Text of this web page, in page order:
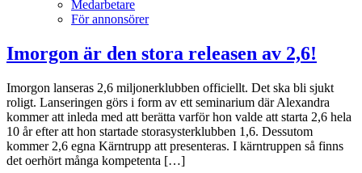
Medarbetare
För annonsörer
Imorgon är den stora releasen av 2,6!
Imorgon lanseras 2,6 miljonerklubben officiellt. Det ska bli sjukt
roligt. Lanseringen görs i form av ett seminarium där Alexandra
kommer att inleda med att berätta varför hon valde att starta 2,6 hela
10 år efter att hon startade storasysterklubben 1,6. Dessutom
kommer 2,6 egna Kärntrupp att presenteras. I kärntruppen så finns
det oerhört många kompetenta […]